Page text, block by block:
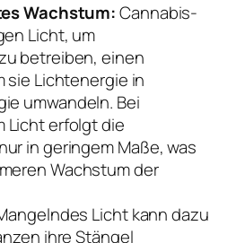
Wachstum:Cannabis-
Licht, um
betreiben, einen
sie Lichtenergie in
umwandeln. Bei
Licht erfolgt die
in geringem Maße, was
Wachstum der
Licht kann dazu
ihre Stängel